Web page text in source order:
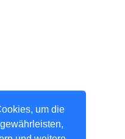
um die